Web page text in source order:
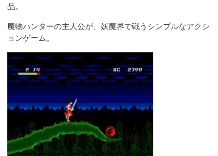
品。
魔物ハンターの主人公が、妖魔界で戦うシンプルなアクシ
ョンゲーム。